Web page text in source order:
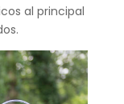
al principal